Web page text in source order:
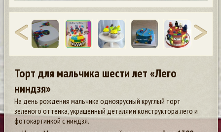
Торт для мальчика шести лет «Лего
ниндзя»
На день рождения мальчика одноярусный круглый торт
зеленого оттенка, украшенный деталями конструктора лего и
фотокартинкой с ниндзя.